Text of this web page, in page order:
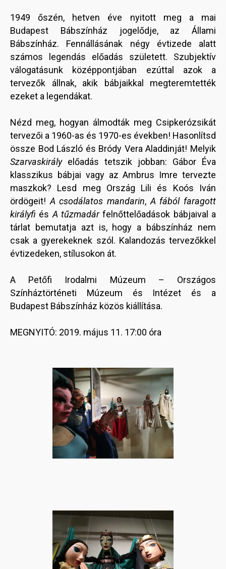
1949 őszén, hetven éve nyitott meg a mai
Budapest Bábszínház jogelődje, az Állami
Bábszínház. Fennállásának négy évtizede alatt
számos legendás előadás született. Szubjektív
válogatásunk középpontjában ezúttal azok a
tervezők állnak, akik bábjaikkal megteremtették
ezeket a legendákat.
Nézd meg, hogyan álmodták meg Csipkerózsikát
tervezői a 1960-as és 1970-es években! Hasonlítsd
össze Bod László és Bródy Vera Aladdinját! Melyik
Szarvaskirályelőadás tetszik jobban: Gábor Éva
klasszikus bábjai vagy az Ambrus Imre tervezte
maszkok? Lesd meg Ország Lili és Koós Iván
ördögeit!A csodálatos mandarin,A fából faragott
királyfi ésA tűzmadárfelnőttelőadások bábjaival a
tárlat bemutatja azt is, hogy a bábszínház nem
csak a gyerekeknek szól. Kalandozás tervezőkkel
évtizedeken, stílusokon át.
A Petőfi Irodalmi Múzeum – Országos
Színháztörténeti Múzeum és Intézet és a
Budapest Bábszínház közös kiállítása.
MEGNYITÓ: 2019. május 11. 17:00 óra